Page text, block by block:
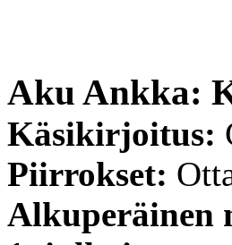
Aku Ankka:
Käsikirjoitus:
Piirrokset:
Alkuperäinen